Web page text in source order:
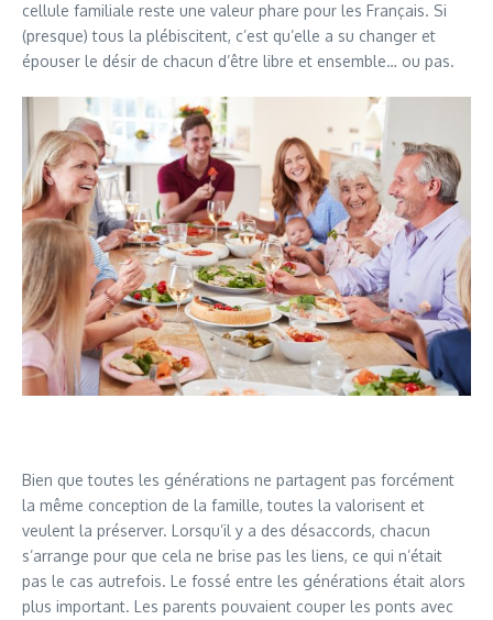
cellule familiale reste une valeur phare pour les Français. Si
(presque) tous la plébiscitent, c’est qu’elle a su changer et
épouser le désir de chacun d’être libre et ensemble… ou pas.
Bien que toutes les générations ne partagent pas forcément
la même conception de la famille, toutes la valorisent et
veulent la préserver. Lorsqu’il y a des désaccords, chacun
s’arrange pour que cela ne brise pas les liens, ce qui n’était
pas le cas autrefois. Le fossé entre les générations était alors
plus important. Les parents pouvaient couper les ponts avec